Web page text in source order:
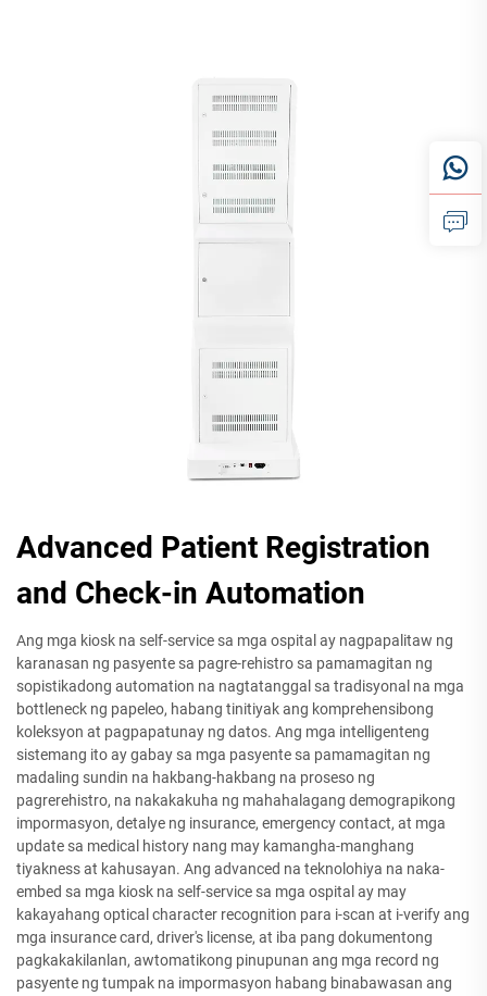
Advanced Patient Registration
and Check-in Automation
Ang mga kiosk na self-service sa mga ospital ay nagpapalitaw ng
karanasan ng pasyente sa pagre-rehistro sa pamamagitan ng
sopistikadong automation na nagtatanggal sa tradisyonal na mga
bottleneck ng papeleo, habang tinitiyak ang komprehensibong
koleksyon at pagpapatunay ng datos. Ang mga intelligenteng
sistemang ito ay gabay sa mga pasyente sa pamamagitan ng
madaling sundin na hakbang-hakbang na proseso ng
pagrerehistro, na nakakakuha ng mahahalagang demograpikong
impormasyon, detalye ng insurance, emergency contact, at mga
update sa medical history nang may kamangha-manghang
tiyakness at kahusayan. Ang advanced na teknolohiya na naka-
embed sa mga kiosk na self-service sa mga ospital ay may
kakayahang optical character recognition para i-scan at i-verify ang
mga insurance card, driver's license, at iba pang dokumentong
pagkakakilanlan, awtomatikong pinupunan ang mga record ng
pasyente ng tumpak na impormasyon habang binabawasan ang